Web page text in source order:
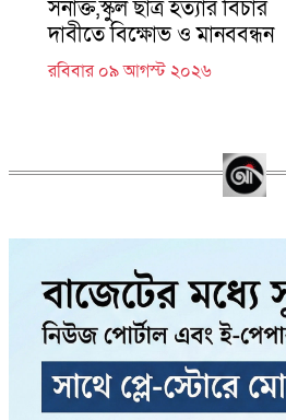
সনাক্ত,স্কুল ছাত্র হত্যার বিচার
দাবীতে বিক্ষোভ ও মানববন্ধন
রবিবার ০৯ আগস্ট ২০২৬